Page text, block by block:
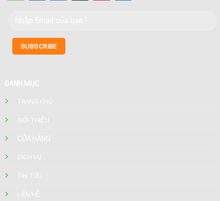
DANH MỤC
TRANG CHỦ
GIỚI THIỆU
CỬA HÀNG
DỊCH VỤ
TIN TỨC
LIÊN HỆ